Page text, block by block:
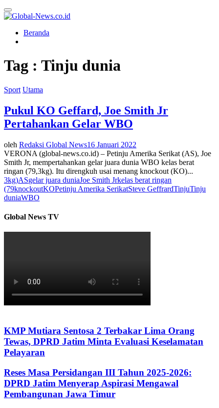
Primary
Menu
Beranda
Tag : Tinju dunia
Sport Utama
Pukul KO Geffard, Joe Smith Jr
Pertahankan Gelar WBO
oleh Redaksi Global News16 Januari 2022
VERONA (global-news.co.id) – Petinju Amerika Serikat (AS), Joe
Smith Jr, mempertahankan gelar juara dunia WBO kelas berat
ringan (79,3kg). Itu direngkuh usai menang knockout (KO)...
3kg)ASgelar juara duniaJoe Smith Jrkelas berat ringan
(79knockoutKOPetinju Amerika SerikatSteve GeffrardTinjuTinju
duniaWBO
Global News TV
KMP Mutiara Sentosa 2 Terbakar Lima Orang
Tewas, DPRD Jatim Minta Evaluasi Keselamatan
Pelayaran
Reses Masa Persidangan III Tahun 2025-2026:
DPRD Jatim Menyerap Aspirasi Mengawal
Pembangunan Jawa Timur